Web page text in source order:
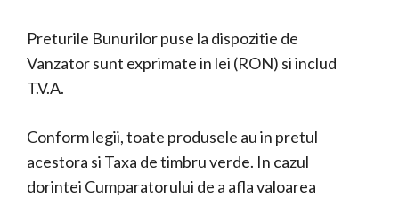
Preturile Bunurilor puse la dispozitie de
Vanzator sunt exprimate in lei (RON) si includ
T.V.A.
Conform legii, toate produsele au in pretul
acestora si Taxa de timbru verde. In cazul
dorintei Cumparatorului de a afla valoarea